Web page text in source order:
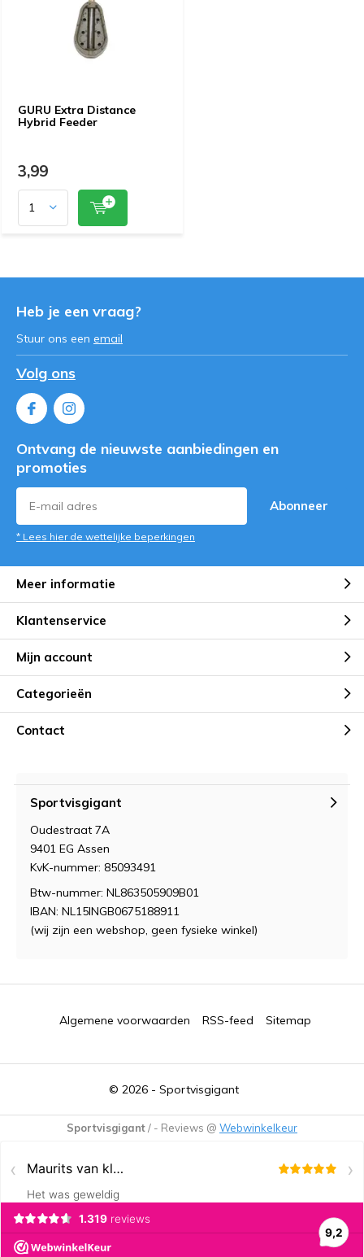
GURU Extra Distance
Hybrid Feeder
3,99
Heb je een vraag?
Stuur ons een email
Volg ons
Ontvang de nieuwste aanbiedingen en
promoties
Abonneer
* Lees hier de wettelijke beperkingen
Meer informatie
Klantenservice
Mijn account
Categorieën
Contact
Sportvisgigant
Oudestraat 7A
9401 EG Assen
KvK-nummer: 85093491
Btw-nummer: NL863505909B01
IBAN: NL15INGB0675188911
(wij zijn een webshop, geen fysieke winkel)
© 2026 - Sportvisgigant
Algemene voorwaarden RSS-feed Sitemap
Sportvisgigant/ - Reviews @ Webwinkelkeur